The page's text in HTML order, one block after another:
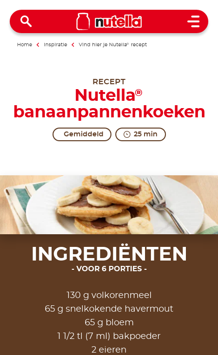
Open
Home Inspiratie Vind hier je Nutella® recept
RECEPT
Nutella®
banaanpannenkoeken
Gemiddeld 25 min
INGREDIËNTEN
VOOR 6 PORTIES
130 g volkorenmeel
65 g snelkokende havermout
65 g bloem
1 1/2 tl (7 ml) bakpoeder
2 eieren